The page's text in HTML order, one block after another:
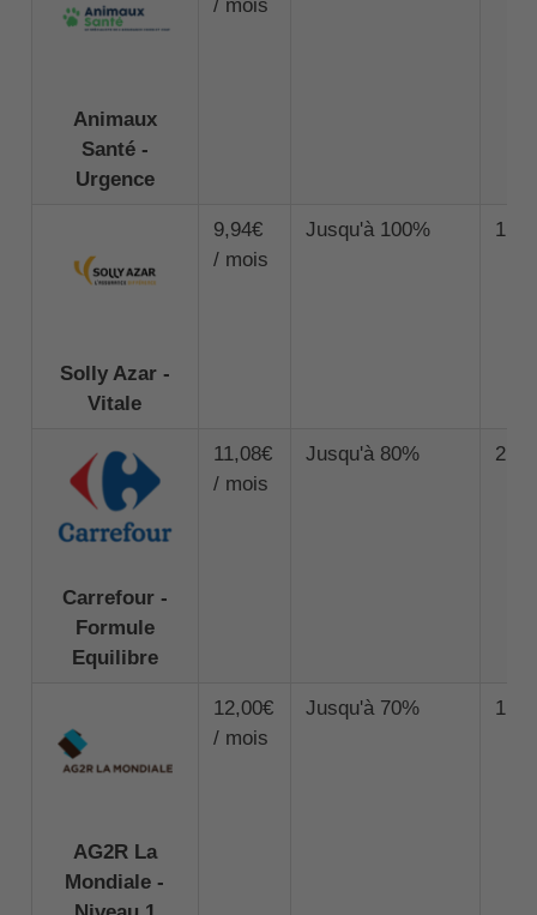
Animaux
Santé -
Urgence
/ mois
Solly Azar -
Vitale
9,94€
/ mois
Jusqu'à 100% 1
Carrefour -
Formule
Equilibre
11,08€
/ mois
Jusqu'à 80% 2
AG2R La
Mondiale -
12,00€
/ mois
Jusqu'à 70% 1